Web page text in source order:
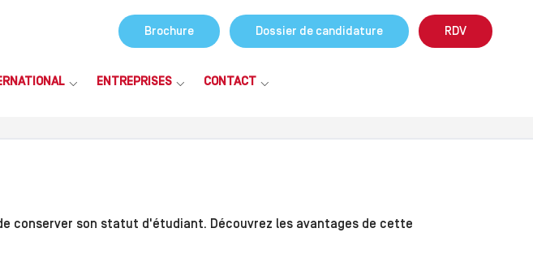
Brochure Dossier de candidature RDV
ENTREPRISES CONTACT
conserver son statut d'étudiant. Découvrez les avantages de cette